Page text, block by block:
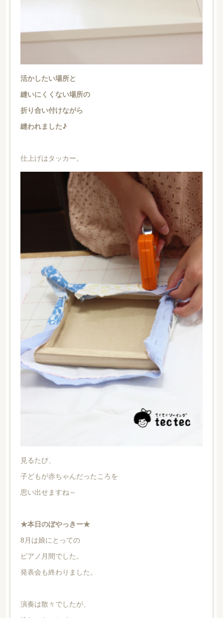
活かしたい場所と
縫いにくくない場所の
折り合い付けながら
縫われました♪
仕上げはタッカー。
見るたび、
子どもが赤ちゃんだったころを
思い出せますね～
★本日のぼやっきー★
8月は娘にとっての
ピアノ月間でした。
発表会も終わりました。
演奏は散々でしたが、